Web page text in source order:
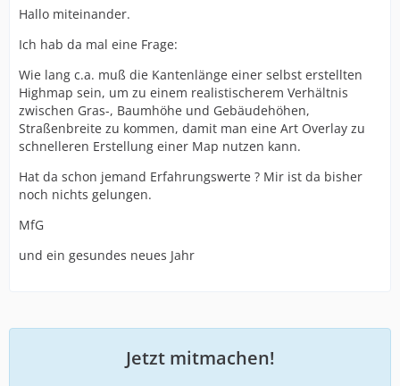
Hallo miteinander.
Ich hab da mal eine Frage:
Wie lang c.a. muß die Kantenlänge einer selbst erstellten
Highmap sein, um zu einem realistischerem Verhältnis
zwischen Gras-, Baumhöhe und Gebäudehöhen,
Straßenbreite zu kommen, damit man eine Art Overlay zu
schnelleren Erstellung einer Map nutzen kann.
Hat da schon jemand Erfahrungswerte ? Mir ist da bisher
noch nichts gelungen.
MfG
und ein gesundes neues Jahr
Jetzt mitmachen!